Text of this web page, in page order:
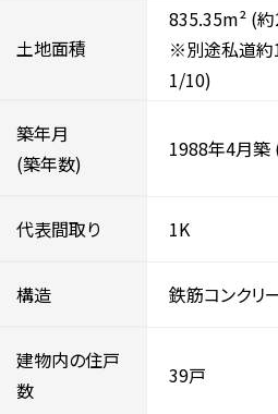
土地面積
835.35m² (
※別途私道約
1/10)
築年月
(築年数)
1988年4月築
代表間取り 1K
構造 鉄筋コンクリ
建物内の住戸
数
39戸